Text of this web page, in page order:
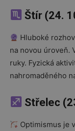
Štír (24.
Hluboké
na novou úroveň.
ruky. Fyzická
nahromaděného
Střelec
Optimismus je